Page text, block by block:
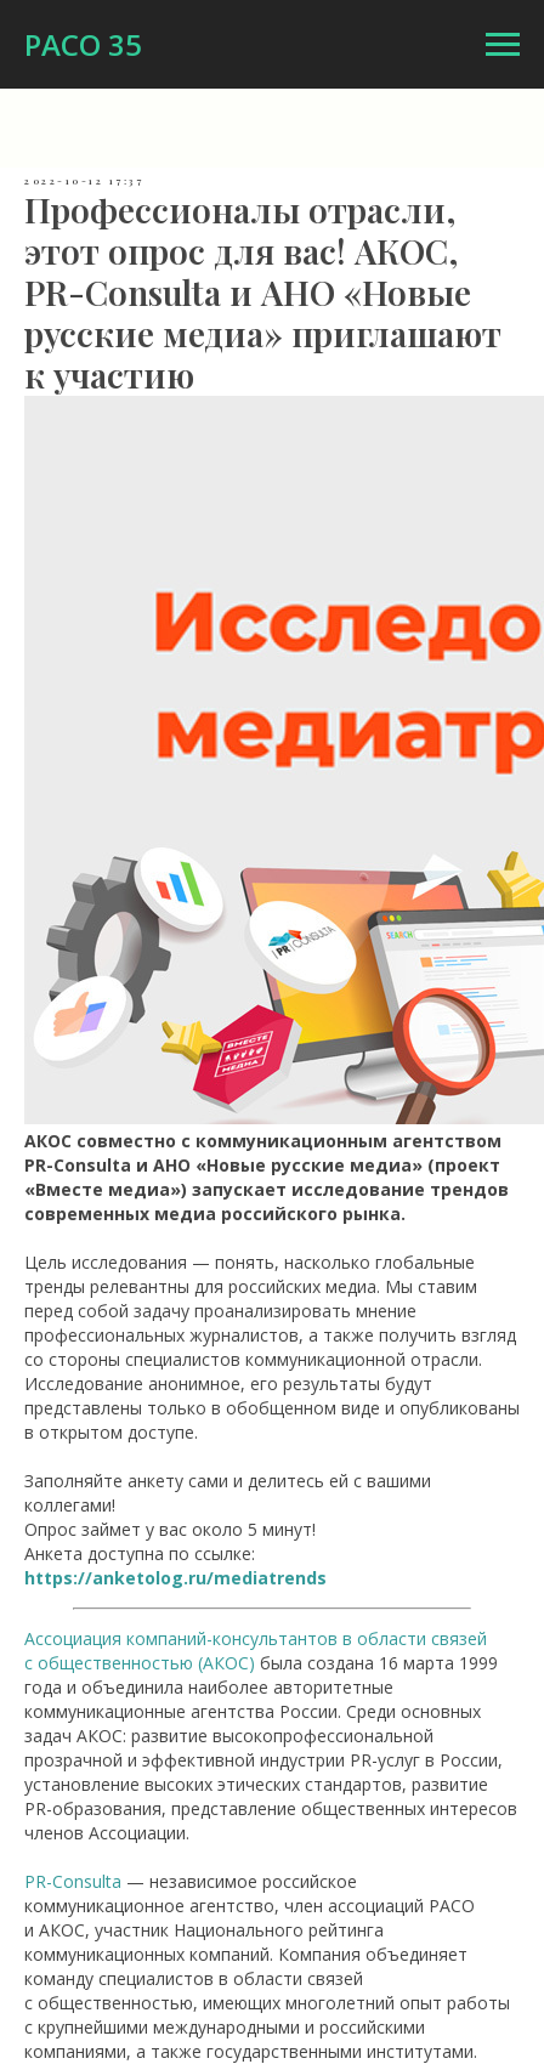
РАСО 35
2022-10-12 17:37
Профессионалы отрасли,
этот опрос для вас! АКОС,
PR-Consulta и АНО «Новые
русские медиа» приглашают
к участию
АКОС совместно с коммуникационным агентством
PR-Consulta и АНО «Новые русские медиа» (проект
«Вместе медиа») запускает исследование трендов
современных медиа российского рынка.
Цель исследования — понять, насколько глобальные
тренды релевантны для российских медиа. Мы ставим
перед собой задачу проанализировать мнение
профессиональных журналистов, а также получить взгляд
со стороны специалистов коммуникационной отрасли.
Исследование анонимное, его результаты будут
представлены только в обобщенном виде и опубликованы
в открытом доступе.
Заполняйте анкету сами и делитесь ей с вашими
коллегами!
Опрос займет у вас около 5 минут!
Анкета доступна по ссылке:
https://anketolog.ru/mediatrends
Ассоциация компаний-консультантов в области связей
с общественностью (АКОС) была создана 16 марта 1999
года и объединила наиболее авторитетные
коммуникационные агентства России. Среди основных
задач АКОС: развитие высокопрофессиональной
прозрачной и эффективной индустрии PR-услуг в России,
установление высоких этических стандартов, развитие
PR-образования, представление общественных интересов
членов Ассоциации.
PR-Consulta — независимое российское
коммуникационное агентство, член ассоциаций РАСО
и АКОС, участник Национального рейтинга
коммуникационных компаний. Компания объединяет
команду специалистов в области связей
с общественностью, имеющих многолетний опыт работы
c крупнейшими международными и российскими
компаниями, а также государственными институтами.